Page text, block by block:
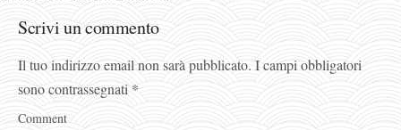
Scrivi un commento
Il tuo indirizzo email non sarà pubblicato. I campi obbligatori
sono contrassegnati *
Comment